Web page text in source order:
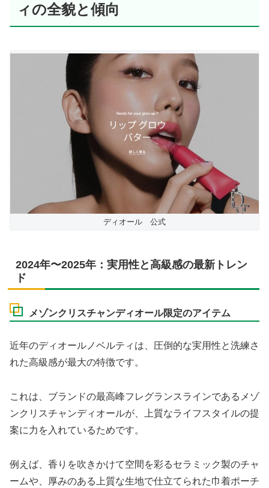
ィの全貌と傾向
ディオール 公式
2024年〜2025年：実用性と高級感の最新トレン
ド
メゾンクリスチャンディオール限定のアイテム
近年のディオールノベルティは、圧倒的な実用性と洗練さ
れた高級感が最大の特徴です。
これは、ブランドの最高峰フレグランスラインであるメゾ
ンクリスチャンディオールが、上質なライフスタイルの提
案に力を入れているためです。
例えば、香りを吹きかけて空間を彩るセラミック製のチャ
ームや、厚みのある上質な生地で仕立てられた巾着ポーチ